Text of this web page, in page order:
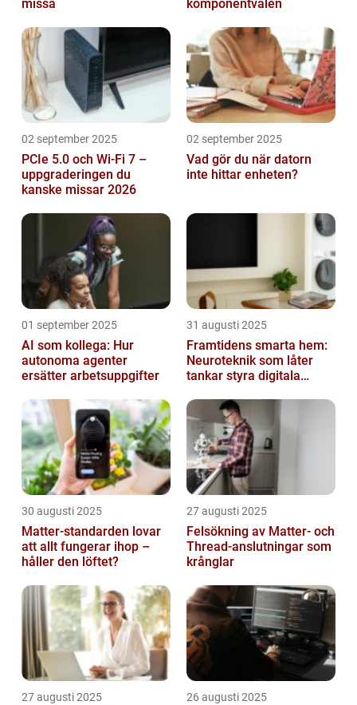
missa komponentvalen
02 september 2025
PCIe 5.0 och Wi-Fi 7 –
uppgraderingen du
kanske missar 2026
02 september 2025
Vad gör du när datorn
inte hittar enheten?
01 september 2025
AI som kollega: Hur
autonoma agenter
ersätter arbetsuppgifter
31 augusti 2025
Framtidens smarta hem:
Neuroteknik som låter
tankar styra digitala
30 augusti 2025
Matter-standarden lovar
att allt fungerar ihop –
håller den löftet?
27 augusti 2025
Felsökning av Matter‑ och
Thread‑anslutningar som
krånglar
27 augusti 2025 26 augusti 2025